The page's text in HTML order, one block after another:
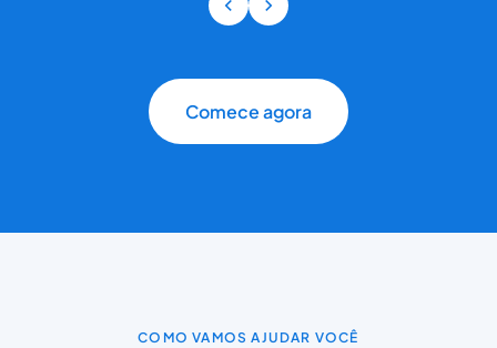
Comece agora
COMO VAMOS AJUDAR VOCÊ